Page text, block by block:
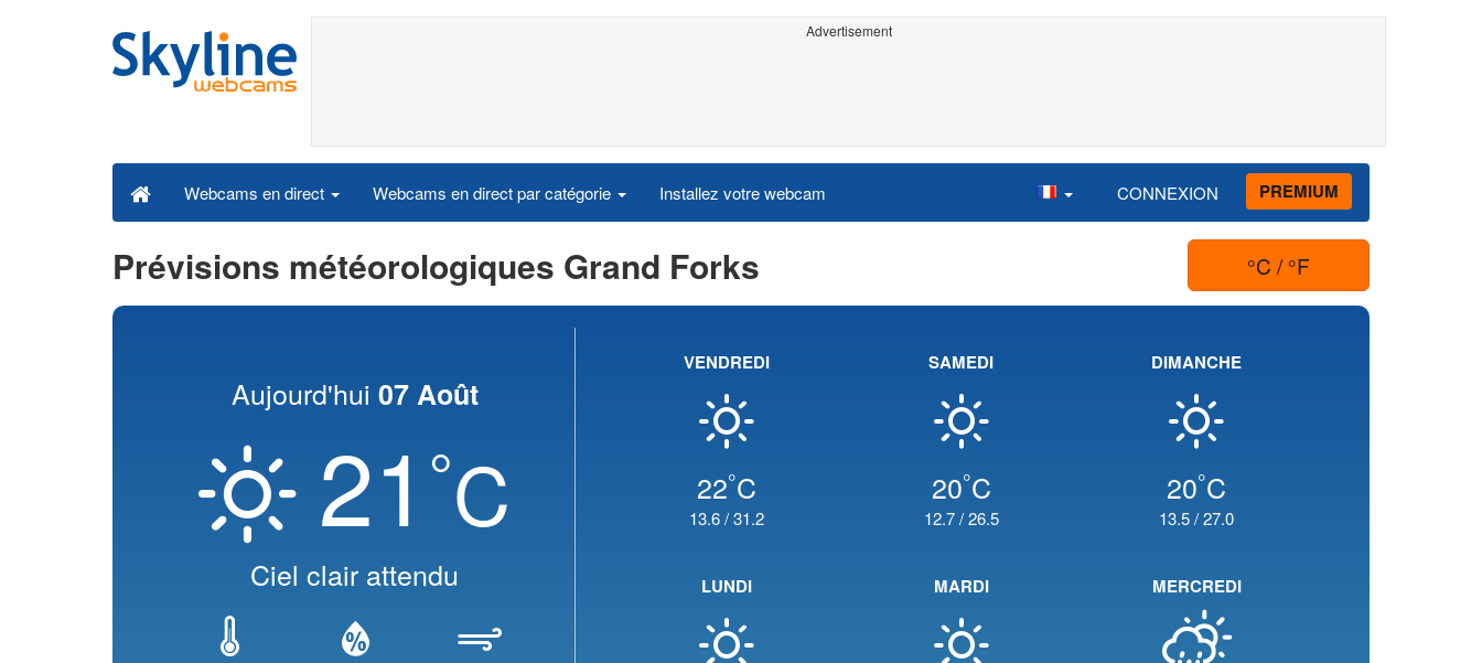
Advertisement
Webcams en direct Webcams en direct par catégorie Installez votre webcam CONNEXION PREMIUM
Prévisions météorologiques Grand Forks °C / °F
Aujourd'hui 07 Août
21 °C
Ciel clair attendu
VENDREDI
22°C
13.6/31.2
SAMEDI
20°C
12.7/26.5
DIMANCHE
20°C
13.5/27.0
LUNDI MARDI MERCREDI